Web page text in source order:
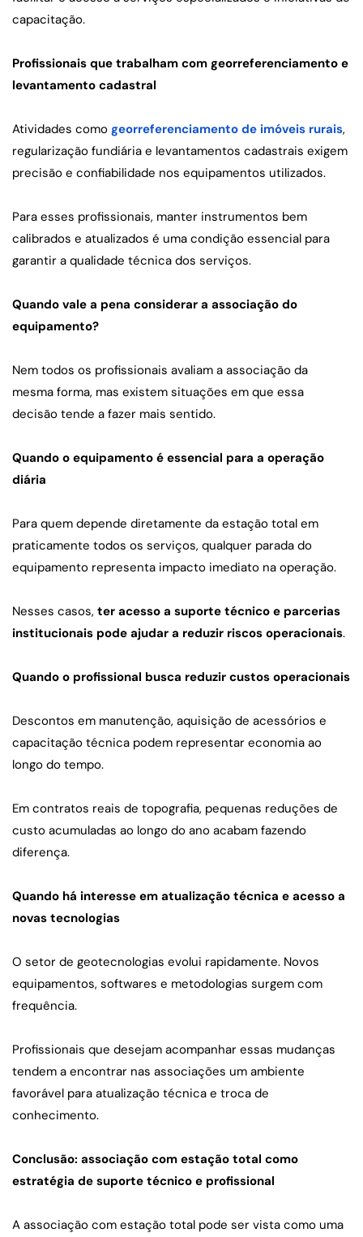
capacitação.
Profissionais que trabalham com georreferenciamento e
levantamento cadastral
Atividades como georreferenciamento de imóveis rurais,
regularização fundiária e levantamentos cadastrais exigem
precisão e confiabilidade nos equipamentos utilizados.
Para esses profissionais, manter instrumentos bem
calibrados e atualizados é uma condição essencial para
garantir a qualidade técnica dos serviços.
Quando vale a pena considerar a associação do
equipamento?
Nem todos os profissionais avaliam a associação da
mesma forma, mas existem situações em que essa
decisão tende a fazer mais sentido.
Quando o equipamento é essencial para a operação
diária
Para quem depende diretamente da estação total em
praticamente todos os serviços, qualquer parada do
equipamento representa impacto imediato na operação.
Nesses casos, ter acesso a suporte técnico e parcerias
institucionais pode ajudar a reduzir riscos operacionais.
Quando o profissional busca reduzir custos operacionais
Descontos em manutenção, aquisição de acessórios e
capacitação técnica podem representar economia ao
longo do tempo.
Em contratos reais de topografia, pequenas reduções de
custo acumuladas ao longo do ano acabam fazendo
diferença.
Quando há interesse em atualização técnica e acesso a
novas tecnologias
O setor de geotecnologias evolui rapidamente. Novos
equipamentos, softwares e metodologias surgem com
frequência.
Profissionais que desejam acompanhar essas mudanças
tendem a encontrar nas associações um ambiente
favorável para atualização técnica e troca de
conhecimento.
Conclusão: associação com estação total como
estratégia de suporte técnico e profissional
A associação com estação total pode ser vista como uma